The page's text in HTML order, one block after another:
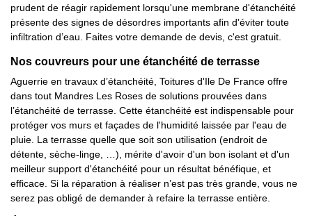
prudent de réagir rapidement lorsqu'une membrane d'étanchéité
présente des signes de désordres importants afin d'éviter toute
infiltration d’eau. Faites votre demande de devis, c'est gratuit.
Nos couvreurs pour une étanchéité de terrasse
Aguerrie en travaux d’étanchéité, Toitures d'Ile De France offre
dans tout Mandres Les Roses de solutions prouvées dans
l’étanchéité de terrasse. Cette étanchéité est indispensable pour
protéger vos murs et façades de l'humidité laissée par l'eau de
pluie. La terrasse quelle que soit son utilisation (endroit de
détente, sèche-linge, …), mérite d'avoir d'un bon isolant et d'un
meilleur support d'étanchéité pour un résultat bénéfique, et
efficace. Si la réparation à réaliser n’est pas très grande, vous ne
serez pas obligé de demander à refaire la terrasse entière.